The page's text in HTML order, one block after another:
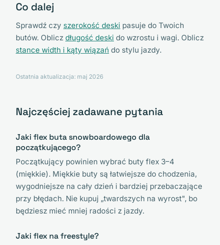
Co dalej
Sprawdź czy szerokość deski pasuje do Twoich
butów. Oblicz długość deski do wzrostu i wagi. Oblicz
stance width i kąty wiązań do stylu jazdy.
Ostatnia aktualizacja: maj 2026
Najczęściej zadawane pytania
Jaki flex buta snowboardowego dla
początkującego?
Początkujący powinien wybrać buty flex 3–4
(miękkie). Miękkie buty są łatwiejsze do chodzenia,
wygodniejsze na cały dzień i bardziej przebaczające
przy błędach. Nie kupuj „twardszych na wyrost", bo
będziesz mieć mniej radości z jazdy.
Jaki flex na freestyle?